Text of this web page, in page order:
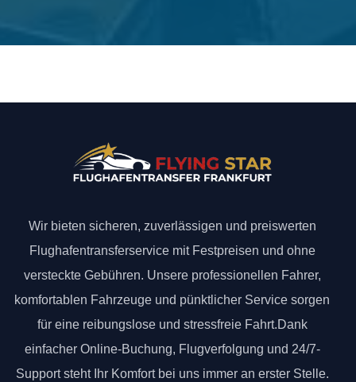
Wir bieten sicheren, zuverlässigen und preiswerten
Flughafentransferservice mit Festpreisen und ohne
versteckte Gebühren. Unsere professionellen Fahrer,
komfortablen Fahrzeuge und pünktlicher Service sorgen
für eine reibungslose und stressfreie Fahrt.Dank
einfacher Online-Buchung, Flugverfolgung und 24/7-
Support steht Ihr Komfort bei uns immer an erster Stelle.